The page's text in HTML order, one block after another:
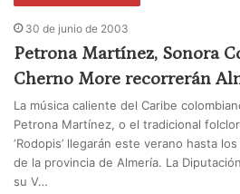
30 de junio de 2003
Petrona Martínez, Sonora
Cherno More recorrerán
La música caliente del Caribe
Petrona Martínez, o el tradicional
‘Rodopis’ llegarán este verano hasta
de la provincia de Almería. La
su V…